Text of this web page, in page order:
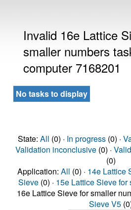
Invalid 16e Lattice
smaller numbers
computer 7168201
No tasks to display
State: All (0) · In progress(0) ·
Validation inconclusive(0) · Valid
(0)
Application: All (0) · 14e Lattice
Sieve (0) · 15e Lattice Sieve
16e Lattice Sieve for smaller
Sieve V5